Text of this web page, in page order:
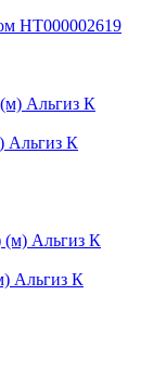
НТ000002619
Альгиз К
Альгиз К